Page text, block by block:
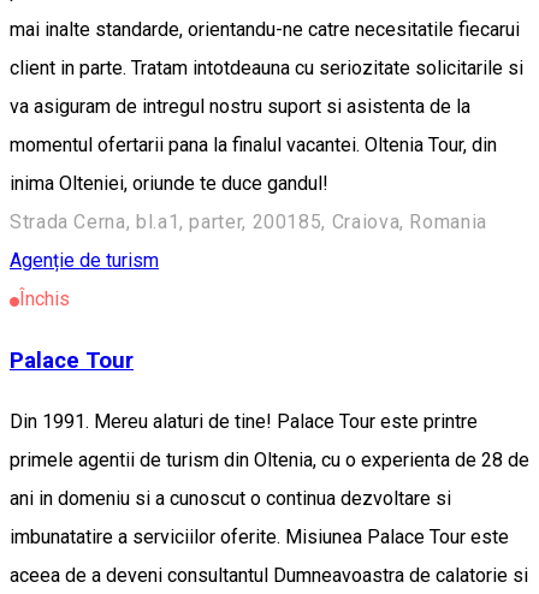
mai inalte standarde, orientandu-ne catre necesitatile fiecarui
client in parte. Tratam intotdeauna cu seriozitate solicitarile si
va asiguram de intregul nostru suport si asistenta de la
momentul ofertarii pana la finalul vacantei. Oltenia Tour, din
inima Olteniei, oriunde te duce gandul!
Strada Cerna, bl.a1, parter, 200185, Craiova, Romania
Agenție de turism
Închis
Palace Tour
Din 1991. Mereu alaturi de tine! Palace Tour este printre
primele agentii de turism din Oltenia, cu o experienta de 28 de
ani in domeniu si a cunoscut o continua dezvoltare si
imbunatatire a serviciilor oferite. Misiunea Palace Tour este
aceea de a deveni consultantul Dumneavoastra de calatorie si